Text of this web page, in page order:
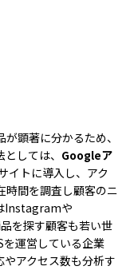
顕著に分かるため、
しては、 Googleア
イトに導入し、アク
時間を調査し顧客のニ
Instagramや
を探す顧客も若い世
を運営している企業
アクセス数も分析す